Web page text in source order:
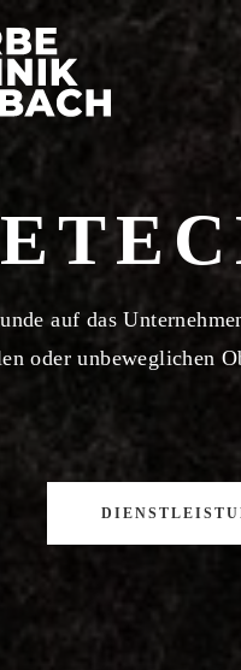
auf das
oder unbeweglichen